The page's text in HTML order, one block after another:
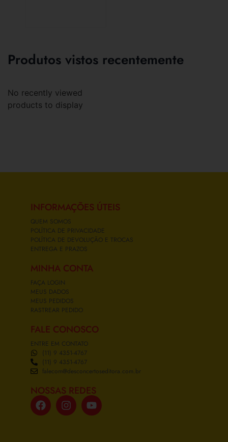
Produtos vistos recentemente
No recently viewed
products to display
INFORMAÇÕES ÚTEIS
QUEM SOMOS
POLÍTICA DE PRIVACIDADE
POLÍTICA DE DEVOLUÇÃO E TROCAS
ENTREGA E PRAZOS
MINHA CONTA
FAÇA LOGIN
MEUS DADOS
MEUS PEDIDOS
RASTREAR PEDIDO
FALE CONOSCO
ENTRE EM CONTATO
(11) 9 4351-4767
(11) 9 4351-4767
falecom@desconcertoseditora.com.br
NOSSAS REDES